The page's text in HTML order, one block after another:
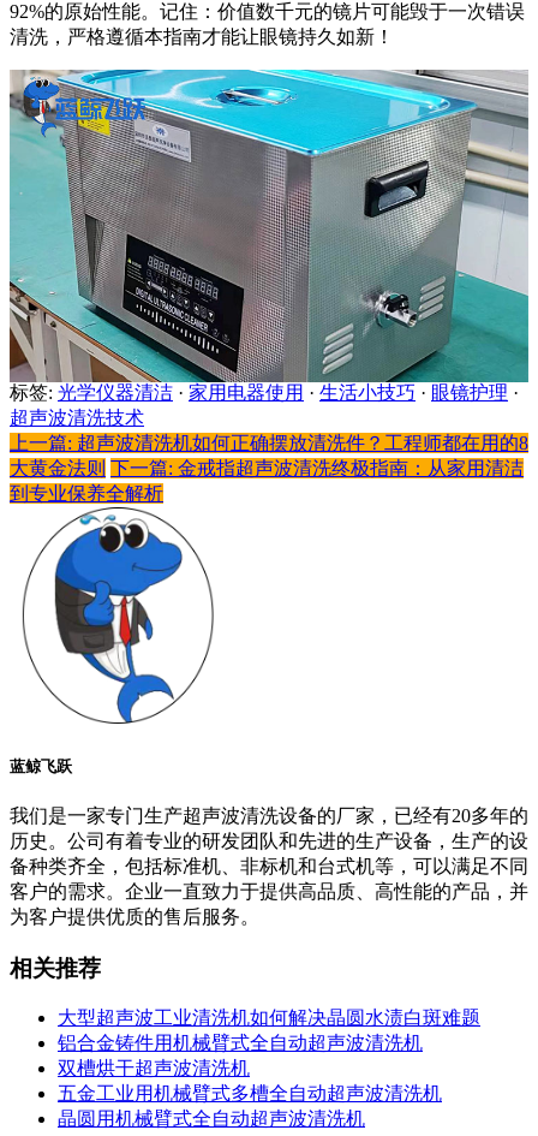
92%的原始性能。记住：价值数千元的镜片可能毁于一次错误
清洗，严格遵循本指南才能让眼镜持久如新！
标签: 光学仪器清洁 · 家用电器使用 · 生活小技巧 · 眼镜护理 ·
超声波清洗技术
上一篇: 超声波清洗机如何正确摆放清洗件？工程师都在用的8
大黄金法则 下一篇: 金戒指超声波清洗终极指南：从家用清洁
到专业保养全解析
蓝鲸飞跃
我们是一家专门生产超声波清洗设备的厂家，已经有20多年的
历史。公司有着专业的研发团队和先进的生产设备，生产的设
备种类齐全，包括标准机、非标机和台式机等，可以满足不同
客户的需求。企业一直致力于提供高品质、高性能的产品，并
为客户提供优质的售后服务。
相关推荐
大型超声波工业清洗机如何解决晶圆水渍白斑难题
铝合金铸件用机械臂式全自动超声波清洗机
双槽烘干超声波清洗机
五金工业用机械臂式多槽全自动超声波清洗机
晶圆用机械臂式全自动超声波清洗机